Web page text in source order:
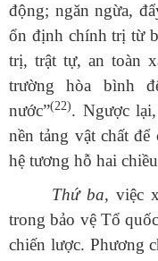
động; ngăn ngừa,
ổn định chính trị từ
trị, trật tự, an toàn
trường hòa bình
nước”(22). Ngược
nền tảng vật chất
hệ tương hỗ hai
Thứ ba, việc
trong bảo vệ Tổ
chiến lược. Phương